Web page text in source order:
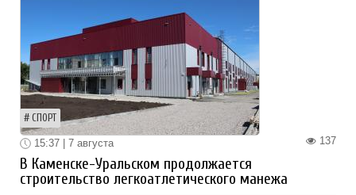
СПОРТ
137
15:37 | 7 августа
В Каменске-Уральском продолжается
строительство легкоатлетического манежа